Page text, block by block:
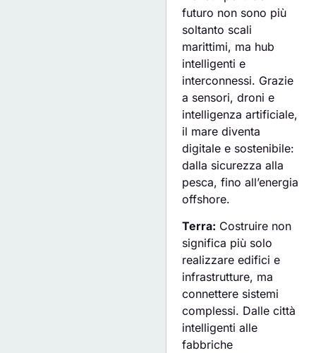
futuro non sono più
soltanto scali
marittimi, ma hub
intelligenti e
interconnessi. Grazie
a sensori, droni e
intelligenza artificiale,
il mare diventa
digitale e sostenibile:
dalla sicurezza alla
pesca, fino all’energia
offshore.
Terra: Costruire non
significa più solo
realizzare edifici e
infrastrutture, ma
connettere sistemi
complessi. Dalle città
intelligenti alle
fabbriche